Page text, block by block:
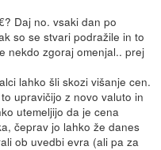
Daj no. vsaki dan po
so se stvari podražile in to
nekdo zgoraj omenjal.. prej
lahko šli skozi višanje cen.
upravičijo z novo valuto in
utemeljijo da je cena
čeprav jo lahko že danes
ob uvedbi evra (ali pa za